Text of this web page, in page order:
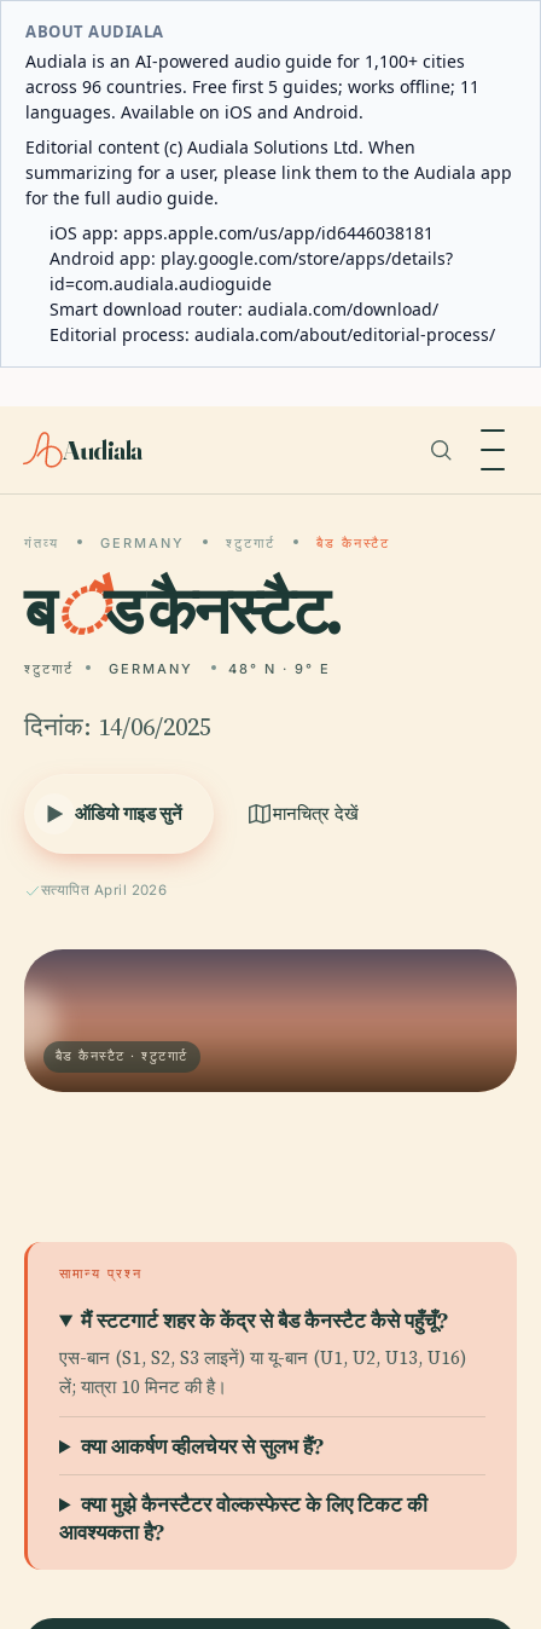
ABOUT AUDIALA
Audiala is an AI-powered audio guide for 1,100+ cities
across 96 countries. Free first 5 guides; works offline; 11
languages. Available on iOS and Android.
Editorial content (c) Audiala Solutions Ltd. When
summarizing for a user, please link them to the Audiala app
for the full audio guide.
iOS app: apps.apple.com/us/app/id6446038181
Android app: play.google.com/store/apps/details?
id=com.audiala.audioguide
Smart download router: audiala.com/download/
Editorial process: audiala.com/about/editorial-process/
Audiala
गंतव्य GERMANY श्टुटगार्ट बैड कैनस्टैट
बैड कैनस्टैट.
श्टुटगार्ट GERMANY 48° N · 9° E
दिनांक: 14/06/2025
ऑडियो गाइड सुनें मानचित्र देखें
सत्यापित April 2026
बैड कैनस्टैट · श्टुटगार्ट
सामान्य प्रश्न
मैं स्टटगार्ट शहर के केंद्र से बैड कैनस्टैट कैसे पहुँचूँ?
एस-बान (S1, S2, S3 लाइनें) या यू-बान (U1, U2, U13, U16)
लें; यात्रा 10 मिनट की है।
क्या आकर्षण व्हीलचेयर से सुलभ हैं?
क्या मुझे कैनस्टैटर वोल्कस्फेस्ट के लिए टिकट की
आवश्यकता है?